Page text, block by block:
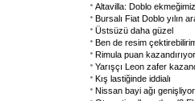
Altavilla: Doblo
Bursalı Fiat Doblo yılın
Üstsüzü daha güzel
Ben de resim
Rimula puan kazandırıyor
Yarışçı Leon zafer
Kış lastiğinde iddialı
Nissan bayi ağı genişliyor